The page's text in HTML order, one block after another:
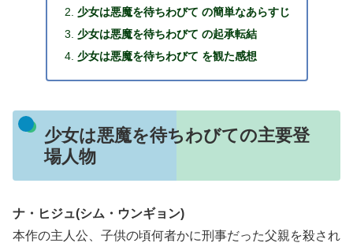
少女は悪魔を待ちわびて の簡単なあらすじ
少女は悪魔を待ちわびて の起承転結
少女は悪魔を待ちわびて を観た感想
少女は悪魔を待ちわびての主要登
場人物
ナ・ヒジュ(シム・ウンギョン)
本作の主人公、子供の頃何者かに刑事だった父親を殺され